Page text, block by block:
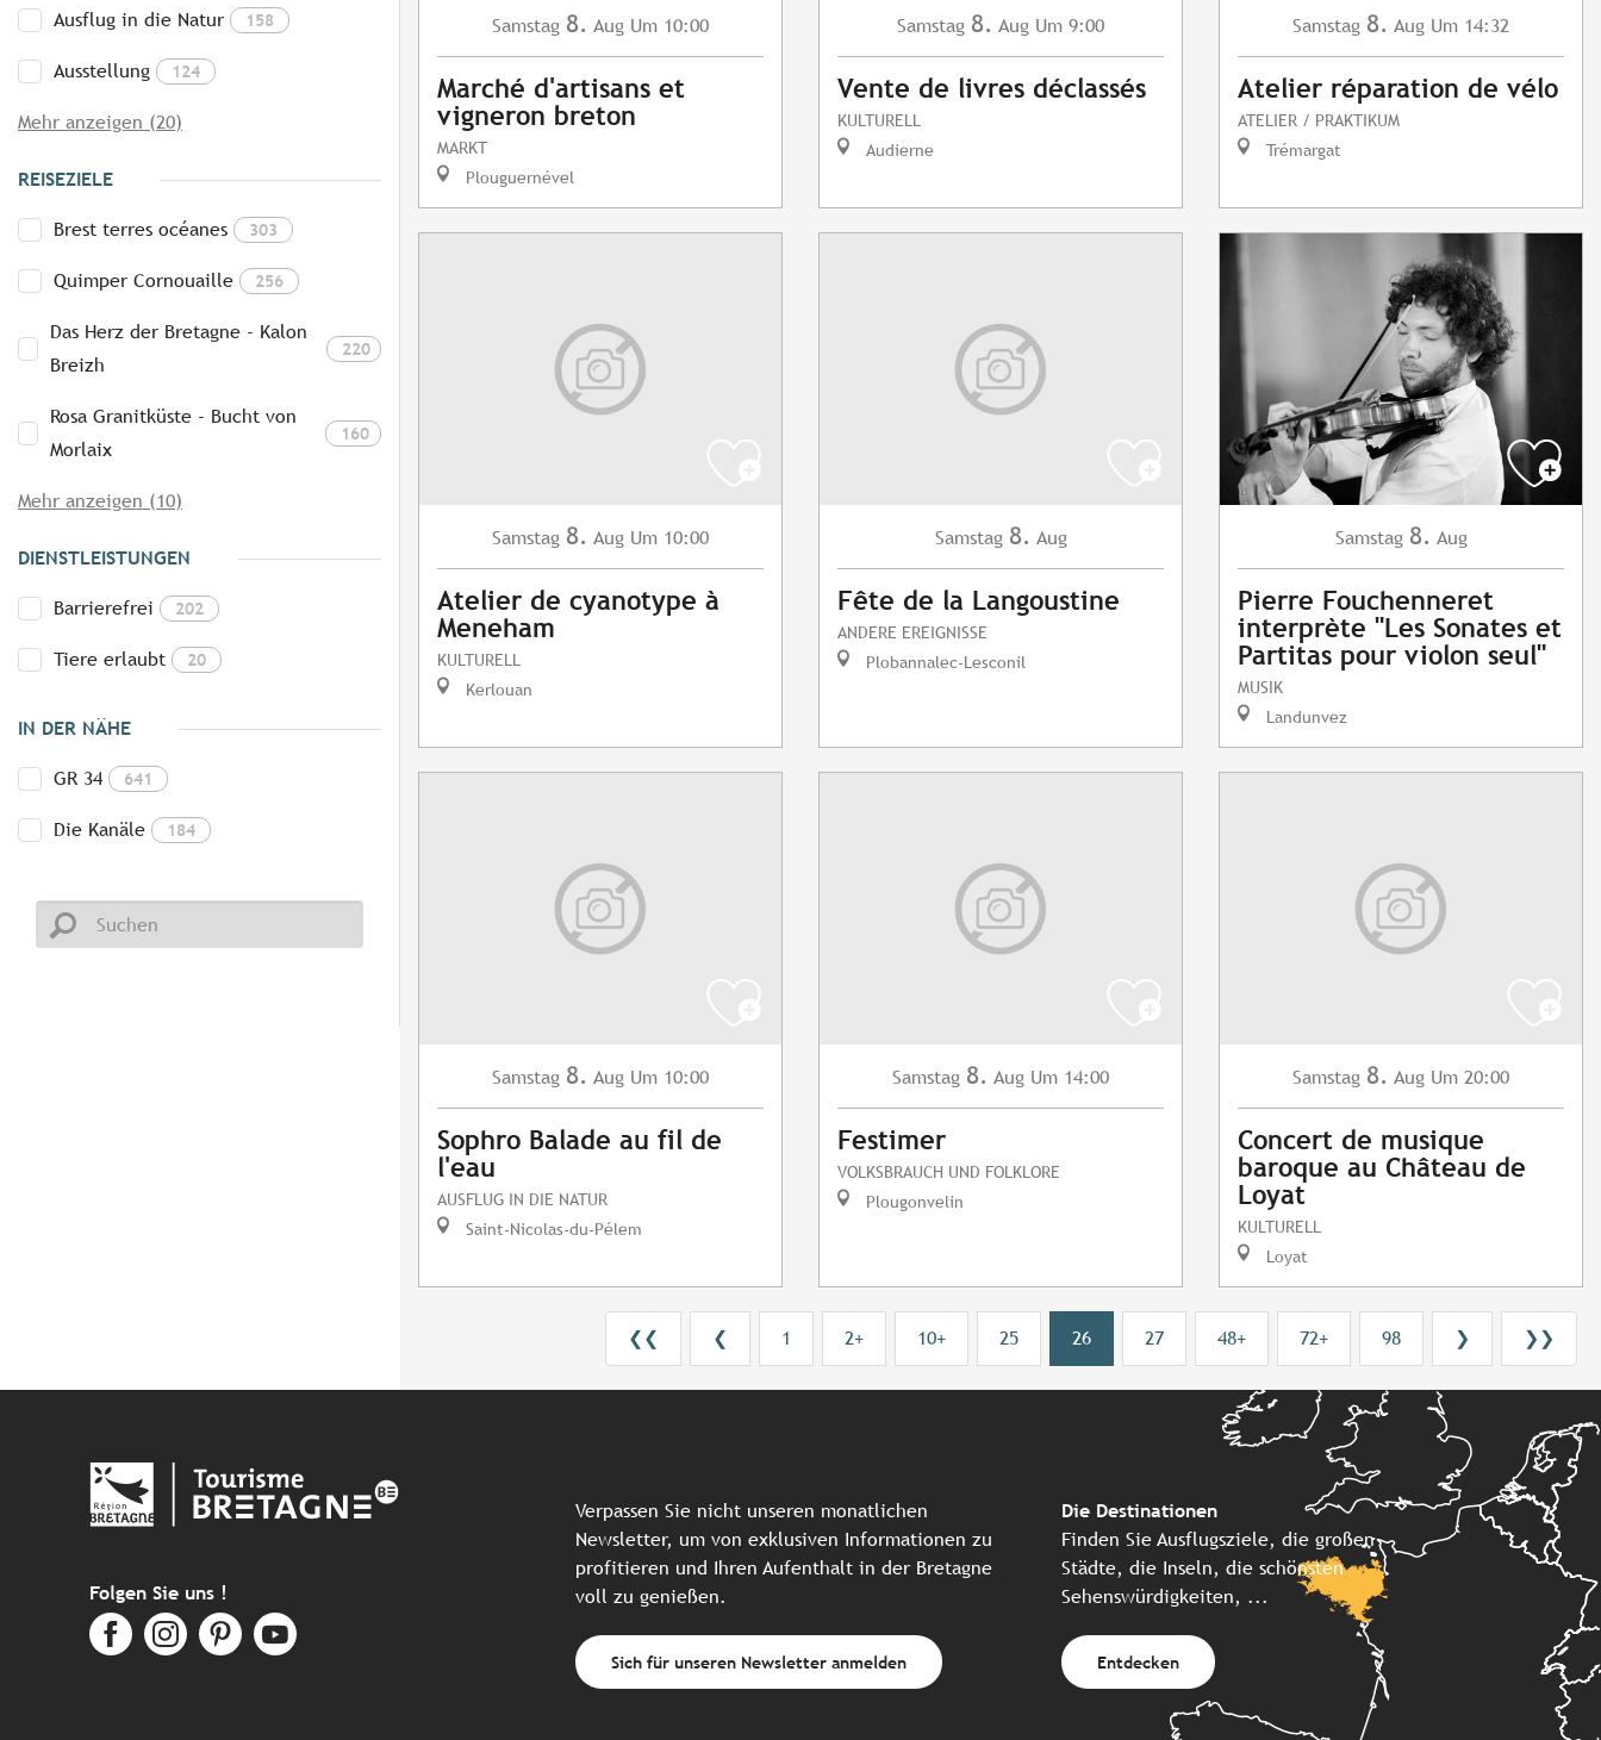
Ausflug in die Natur 158
Ausstellung 124
Mehr anzeigen (20)
REISEZIELE
Brest terres océanes 303
Quimper Cornouaille 256
Das Herz der Bretagne - Kalon
Breizh
220
Rosa Granitküste - Bucht von
Morlaix
160
Mehr anzeigen (10)
DIENSTLEISTUNGEN
Barrierefrei 202
Tiere erlaubt 20
IN DER NÄHE
GR 34 641
Die Kanäle 184
Samstag 8. Aug Um 10:00
Marché d'artisans et
vigneron breton
MARKT
Plouguernével
Samstag 8. Aug Um 9:00
Vente de livres déclassés
KULTURELL
Audierne
Samstag 8. Aug Um 14:32
Atelier réparation de vélo
ATELIER / PRAKTIKUM
Trémargat
Samstag 8. Aug Um 10:00
Atelier de cyanotype à
Meneham
KULTURELL
Kerlouan
Samstag 8. Aug
Fête de la Langoustine
ANDERE EREIGNISSE
Plobannalec-Lesconil
Samstag 8. Aug
Pierre Fouchenneret
interprète "Les Sonates et
Partitas pour violon seul"
MUSIK
Landunvez
Samstag 8. Aug Um 10:00
Sophro Balade au fil de
l'eau
AUSFLUG IN DIE NATUR
Saint-Nicolas-du-Pélem
Samstag 8. Aug Um 14:00
Festimer
VOLKSBRAUCH UND FOLKLORE
Plougonvelin
Samstag 8. Aug Um 20:00
Concert de musique
baroque au Château de
Loyat
KULTURELL
Loyat
❮❮ ❮ 1 2+ 10+ 25 26 27 48+ 72+ 98 ❯ ❯❯
Folgen Sie uns !
Verpassen Sie nicht unseren monatlichen
Newsletter, um von exklusiven Informationen zu
profitieren und Ihren Aufenthalt in der Bretagne
voll zu genießen.
Sich für unseren Newsletter anmelden
Die Destinationen
Finden Sie Ausflugsziele, die großen
Städte, die Inseln, die schönsten
Sehenswürdigkeiten, ...
Entdecken